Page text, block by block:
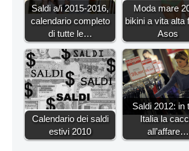
Saldi a/i 2015-2016,
calendario completo
di tutte le…
Moda mare
bikini a vita alta
Asos
Calendario dei saldi
estivi 2010
Saldi 2012: in
Italia la
all’affare…